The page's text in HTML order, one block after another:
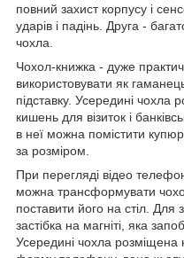
повний захист корпусу і
ударів і падінь. Друга -
чохла.
Чохол-книжка - дуже
використовувати як
підставку. Усередині чохла
кишень для візиток і
в неї можна помістити
за розміром.
При перегляді відео
можна трансформувати
поставити його на стіл. Для
застібка на магніті, яка
Усередині чохла розміщена